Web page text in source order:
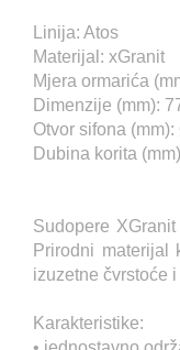
Linija: Atos
Materijal: xGranit
Mjera ormarića
Dimenzije (mm):
Otvor sifona
Dubina korita
Sudopere
Prirodni materijal
izuzetne čvrstoće
Karakteristike: